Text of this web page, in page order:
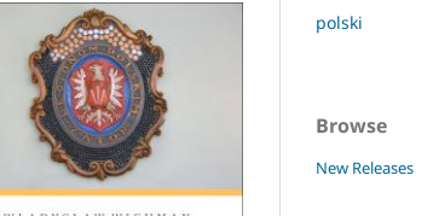
polski
Browse
New Releases